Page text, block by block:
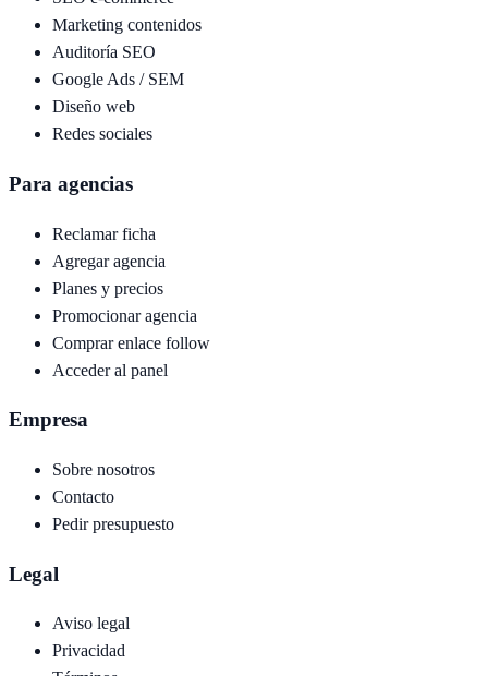
Marketing contenidos
Auditoría SEO
Google Ads / SEM
Diseño web
Redes sociales
Para agencias
Reclamar ficha
Agregar agencia
Planes y precios
Promocionar agencia
Comprar enlace follow
Acceder al panel
Empresa
Sobre nosotros
Contacto
Pedir presupuesto
Legal
Aviso legal
Privacidad